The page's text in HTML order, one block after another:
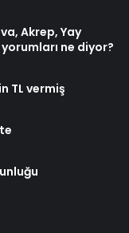
Akrep, Yay
yorumları ne diyor?
TL vermiş